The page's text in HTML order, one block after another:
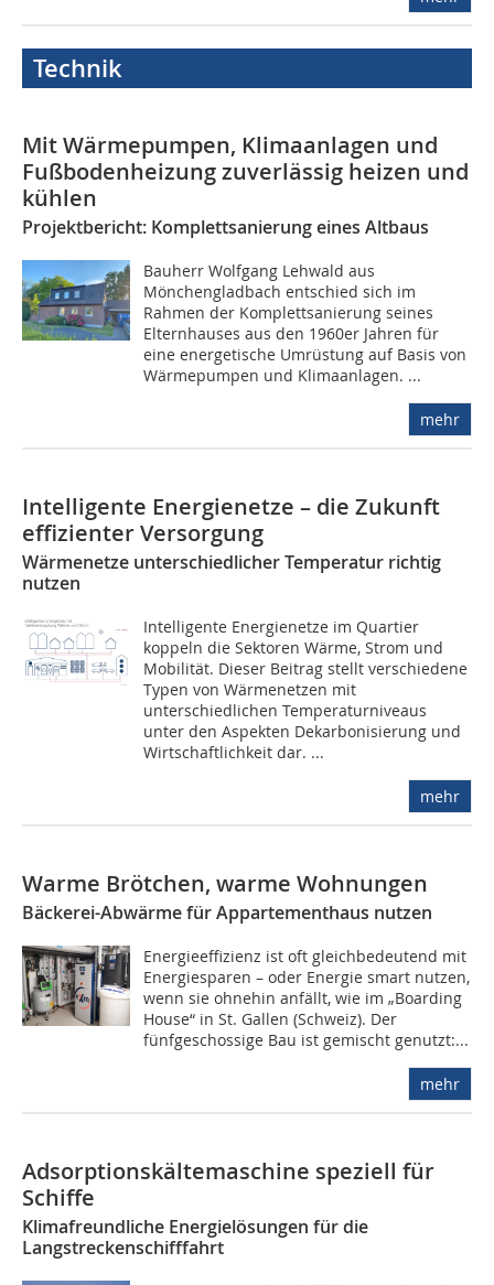
Technik
Mit Wärmepumpen, Klimaanlagen und
Fußbodenheizung zuverlässig heizen und
kühlen
Projektbericht: Komplettsanierung eines Altbaus
Bauherr Wolfgang Lehwald aus
Mönchengladbach entschied sich im
Rahmen der Komplettsanierung seines
Elternhauses aus den 1960er Jahren für
eine energetische Umrüstung auf Basis von
Wärmepumpen und Klimaanlagen. ...
mehr
Intelligente Energienetze – die Zukunft
effizienter Versorgung
Wärmenetze unterschiedlicher Temperatur richtig
nutzen
Intelligente Energienetze im Quartier
koppeln die Sektoren Wärme, Strom und
Mobilität. Dieser Beitrag stellt verschiedene
Typen von Wärmenetzen mit
unterschiedlichen Temperaturniveaus
unter den Aspekten Dekarbonisierung und
Wirtschaftlichkeit dar. ...
mehr
Warme Brötchen, warme Wohnungen
Bäckerei-Abwärme für Appartementhaus nutzen
Energieeffizienz ist oft gleichbedeutend mit
Energiesparen – oder Energie smart nutzen,
wenn sie ohnehin anfällt, wie im „Boarding
House“ in St. Gallen (Schweiz). Der
fünfgeschossige Bau ist gemischt genutzt:...
mehr
Adsorptionskältemaschine speziell für
Schiffe
Klimafreundliche Energielösungen für die
Langstreckenschifffahrt